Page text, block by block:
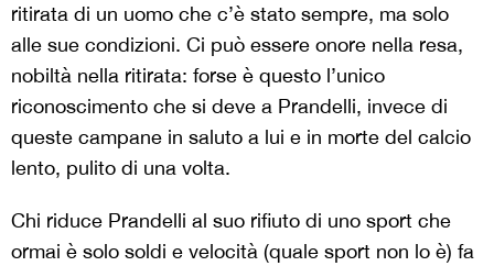
ritirata di un uomo che c’è stato sempre, ma solo
alle sue condizioni. Ci può essere onore nella resa,
nobiltà nella ritirata: forse è questo l’unico
riconoscimento che si deve a Prandelli, invece di
queste campane in saluto a lui e in morte del calcio
lento, pulito di una volta.
Chi riduce Prandelli al suo rifiuto di uno sport che
ormai è solo soldi e velocità (quale sport non lo è) fa